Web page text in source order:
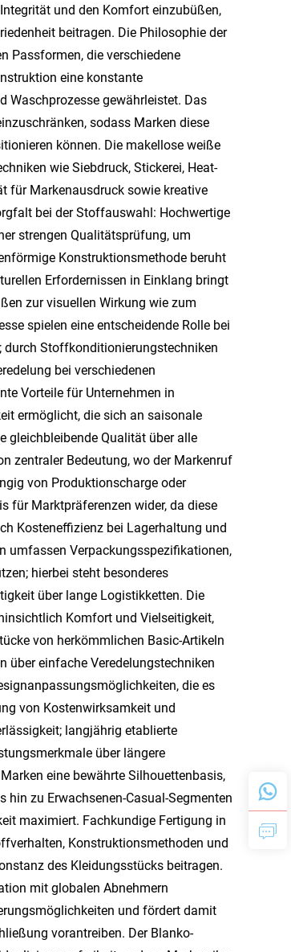
und den Komfort einzubüßen,
beitragen. Die Philosophie der
Passformen, die verschiedene
eine konstante
Waschprozesse gewährleistet. Das
sodass Marken diese
können. Die makellose weiße
wie Siebdruck, Stickerei, Heat-
für Markenausdruck sowie kreative
bei der Stoffauswahl: Hochwertige
strengen Qualitätsprüfung, um
Konstruktionsmethode beruht
Erfordernissen in Einklang bringt
zur visuellen Wirkung wie zum
spielen eine entscheidende Rolle bei
Stoffkonditionierungstechniken
bei verschiedenen
Vorteile für Unternehmen in
ermöglicht, die sich an saisonale
gleichbleibende Qualität über alle
zentraler Bedeutung, wo der Markenruf
von Produktionscharge oder
für Marktpräferenzen wider, da diese
Kosteneffizienz bei Lagerhaltung und
umfassen Verpackungsspezifikationen,
hierbei steht besonderes
über lange Logistikketten. Die
Komfort und Vielseitigkeit,
von herkömmlichen Basic-Artikeln
über einfache Veredelungstechniken
die es
von Kostenwirksamkeit und
langjährig etablierte
über längere
eine bewährte Silhouettenbasis,
zu Erwachsenen-Casual-Segmenten
maximiert. Fachkundige Fertigung in
Konstruktionsmethoden und
des Kleidungsstücks beitragen.
mit globalen Abnehmern
und fördert damit
vorantreiben. Der Blanko-